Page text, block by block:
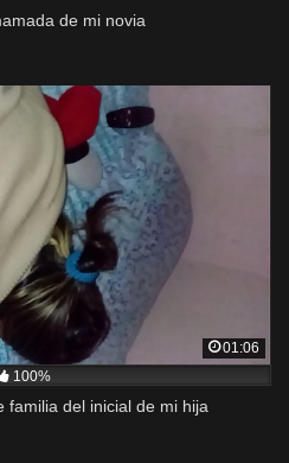
de mi novia
01:06
100%
familia del inicial de mi hija